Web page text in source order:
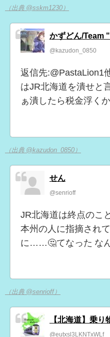
（出典 @sskm1230）
かずどん/Team
@kazudon_0850
返信先:@PastaLion1
はJR北海道を潰せと
ぁ潰したら税金浮く
（出典 @kazudon_0850）
せん
@senrioff
JR北海道は終点のこ
本州の人に指摘され
に……🤔てなった な
（出典 @senrioff）
【北海道】乗
@eutxsl3LKNTxWLf